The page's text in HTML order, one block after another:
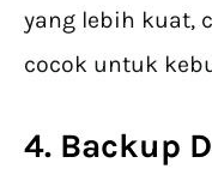
yang lebih kuat,
cocok untuk
4. Backup